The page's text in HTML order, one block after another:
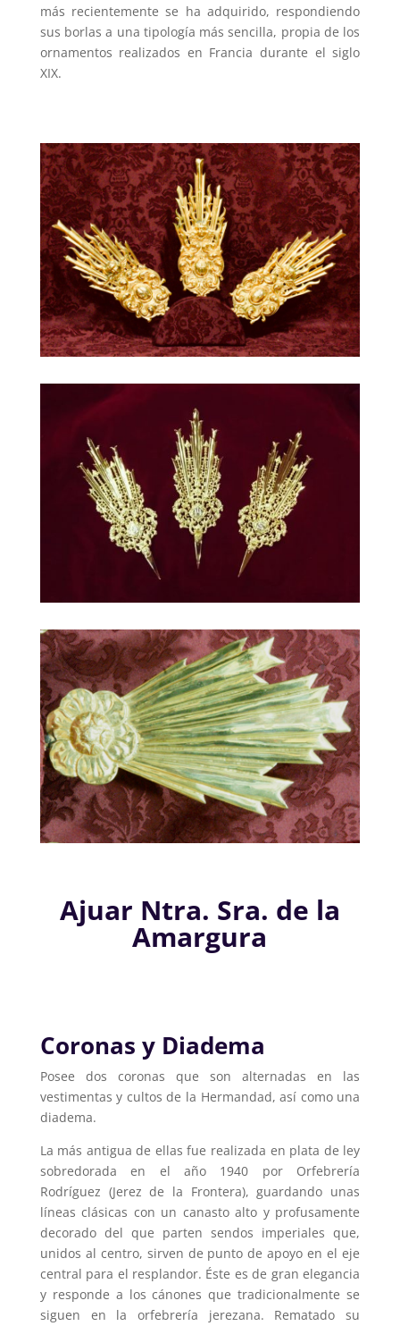
más recientemente se ha adquirido, respondiendo
sus borlas a una tipología más sencilla, propia de los
ornamentos realizados en Francia durante el siglo
XIX.
Ajuar Ntra. Sra. de la
Amargura
Coronas y Diadema
Posee dos coronas que son alternadas en las
vestimentas y cultos de la Hermandad, así como una
diadema.
La más antigua de ellas fue realizada en plata de ley
sobredorada en el año 1940 por Orfebrería
Rodríguez (Jerez de la Frontera), guardando unas
líneas clásicas con un canasto alto y profusamente
decorado del que parten sendos imperiales que,
unidos al centro, sirven de punto de apoyo en el eje
central para el resplandor. Éste es de gran elegancia
y responde a los cánones que tradicionalmente se
siguen en la orfebrería jerezana. Rematado su